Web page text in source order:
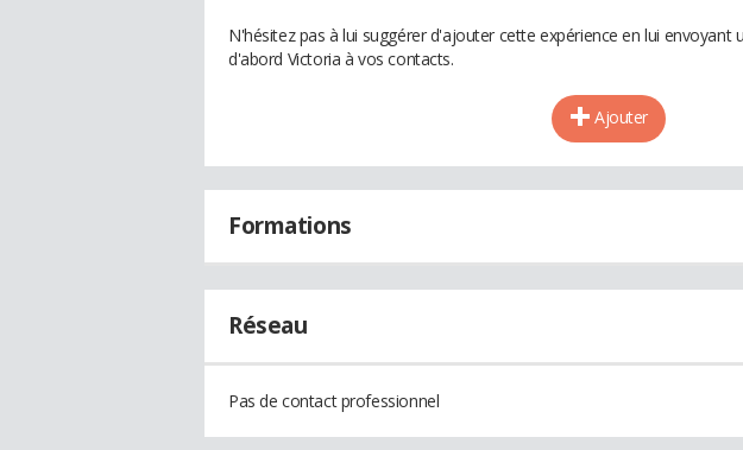
N'hésitez pas à lui suggérer d'ajouter cette expérience en lui envoyant
d'abord Victoria à vos contacts.
Ajouter
Formations
Réseau
Pas de contact professionnel